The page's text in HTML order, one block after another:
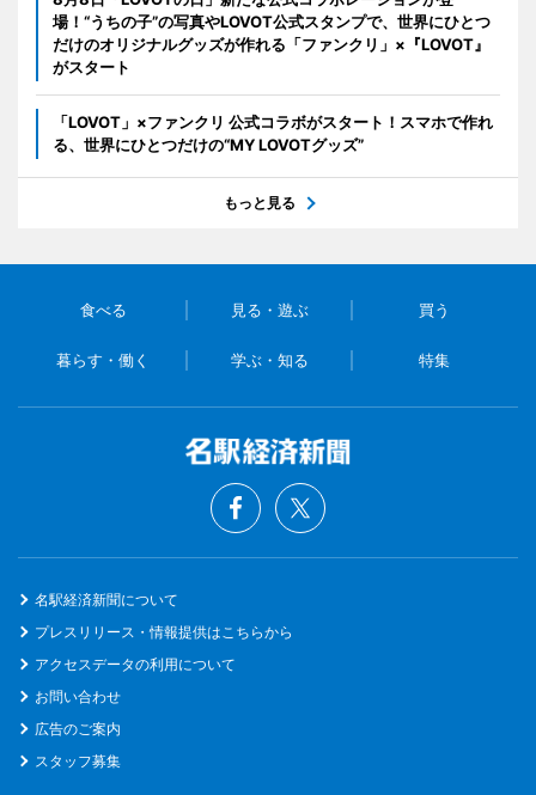
場！“うちの子”の写真やLOVOT公式スタンプで、世界にひとつ
だけのオリジナルグッズが作れる「ファンクリ」×『LOVOT』
がスタート
「LOVOT」×ファンクリ 公式コラボがスタート！スマホで作れ
る、世界にひとつだけの“MY LOVOTグッズ”
もっと見る
食べる 見る・遊ぶ 買う
暮らす・働く 学ぶ・知る 特集
名駅経済新聞について
プレスリリース・情報提供はこちらから
アクセスデータの利用について
お問い合わせ
広告のご案内
スタッフ募集